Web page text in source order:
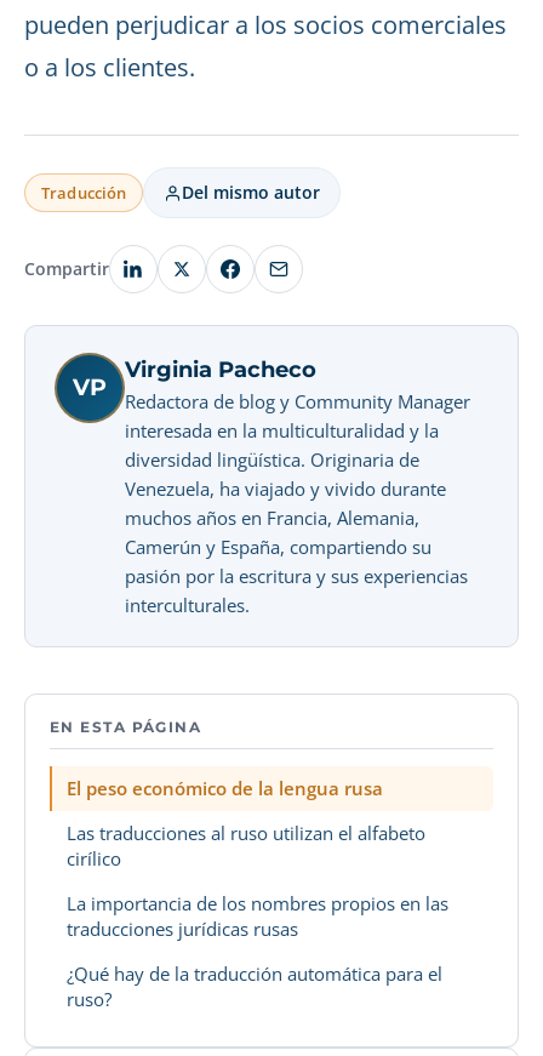
pueden perjudicar a los socios comerciales
o a los clientes.
Traducción Del mismo autor
Compartir
VP
Virginia Pacheco
Redactora de blog y Community Manager
interesada en la multiculturalidad y la
diversidad lingüística. Originaria de
Venezuela, ha viajado y vivido durante
muchos años en Francia, Alemania,
Camerún y España, compartiendo su
pasión por la escritura y sus experiencias
interculturales.
EN ESTA PÁGINA
El peso económico de la lengua rusa
Las traducciones al ruso utilizan el alfabeto
cirílico
La importancia de los nombres propios en las
traducciones jurídicas rusas
¿Qué hay de la traducción automática para el
ruso?